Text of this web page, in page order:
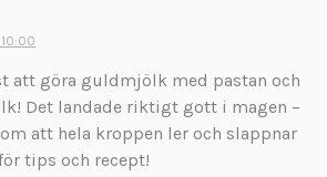
att göra guldmjölk med pastan och
Det landade riktigt gott i magen –
att hela kroppen ler och slappnar
tips och recept!